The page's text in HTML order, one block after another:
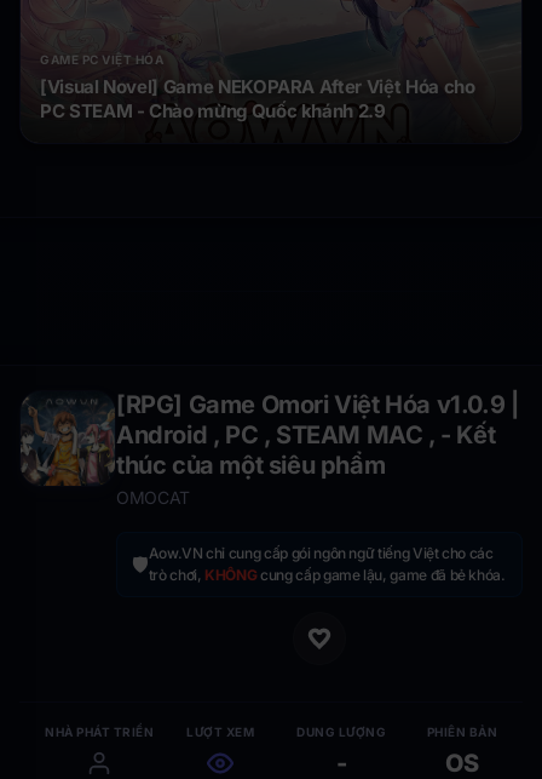
GAME PC VIỆT HÓA
[Visual Novel] Game NEKOPARA After Việt Hóa cho
PC STEAM - Chào mừng Quốc khánh 2.9
[RPG] Game Omori Việt Hóa v1.0.9 |
Android , PC , STEAM MAC , - Kết
thúc của một siêu phẩm
OMOCAT
🛡️Aow.VN chỉ cung cấp gói ngôn ngữ tiếng Việt cho các
trò chơi, KHÔNGcung cấp game lậu, game đã bẻ khóa.
NHÀ PHÁT TRIỂN LƯỢT XEM DUNG LƯỢNG
-
PHIÊN BẢN
OS